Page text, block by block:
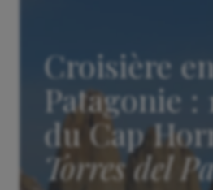
Croisière
Patagonie :
du Cap
Torres del